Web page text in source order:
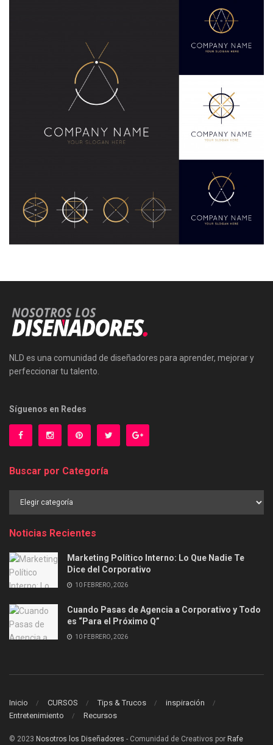
NLD es una comunidad de diseñadores para aprender, mejorar y
perfeccionar tu talento.
Síguenos en Redes
Buscar por Categoría
Buscar
Noticias Recientes
Marketing Político Interno: Lo Que Nadie Te
Dice del Corporativo
10 FEBRERO, 2026
Cuando Pasas de Agencia a Corporativo y Todo
es “Para el Próximo Q”
10 FEBRERO, 2026
Inicio CURSOS Tips & Trucos
inspiración
Entretenimiento
Recursos
© 2023 Nosotros los Diseñadores - Comunidad de Creativos por Rafe